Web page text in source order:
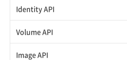
APIでVPSにISOイメージを挿入する
APIでVPSを作成する
APIユーザーを作成する
API情報を確認する
Identity API
Credential一覧取得
Credential作成
Volume API
スナップショット一覧取得
Image API